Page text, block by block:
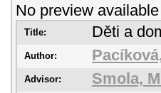
No preview available
Title: Děti a
Author:
Advisor: Smola,